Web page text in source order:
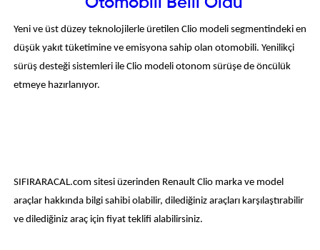
Yeni ve üst düzey teknolojilerle üretilen Clio modeli segmentindeki en
düşük yakıt tüketimine ve emisyona sahip olan otomobili. Yenilikçi
sürüş desteği sistemleri ile Clio modeli otonom sürüşe de öncülük
etmeye hazırlanıyor.
SIFIRARACAL.com sitesi üzerinden Renault Clio marka ve model
araçlar hakkında bilgi sahibi olabilir, dilediğiniz araçları karşılaştırabilir
ve dilediğiniz araç için fiyat teklifi alabilirsiniz.